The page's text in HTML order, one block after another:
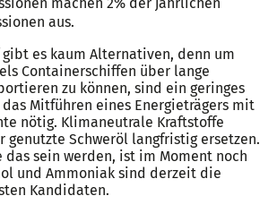
machen 2% der jährlichen
aus.
es kaum Alternativen, denn um
Containerschiffen über lange
zu können, sind ein geringes
Mitführen eines Energieträgers mit
nötig. Klimaneutrale Kraftstoffe
genutzte Schweröl langfristig ersetzen.
das sein werden, ist im Moment noch
und Ammoniak sind derzeit die
Kandidaten.